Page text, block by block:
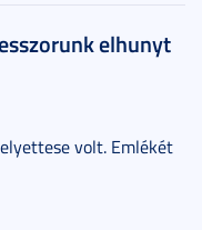
elhunyt
volt. Emlékét